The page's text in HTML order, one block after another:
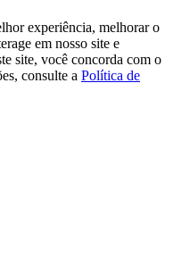
experiência, melhorar o
em nosso site e
site, você concorda com o
consulte a Política de